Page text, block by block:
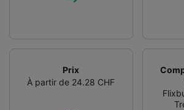
Prix
À partir de 24.28 CHF